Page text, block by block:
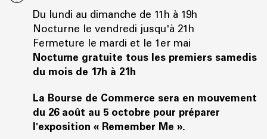
Du lundi au dimanche de 11h à 19h
Nocturne le vendredi jusqu'à 21h
Fermeture le mardi et le 1er mai
Nocturne gratuite tous les premiers samedis
du mois de 17h à 21h
La Bourse de Commerce sera en mouvement
du 26 août au 5 octobre pour préparer
l'exposition « Remember Me ».